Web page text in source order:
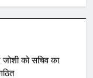
जोशी को सचिव का